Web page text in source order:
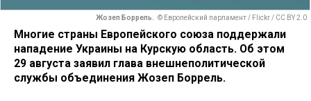
Жозеп Боррель. © Европейский парламент / Flickr / CC BY 2.0
Многие страны Европейского союза поддержали
нападение Украины на Курскую область. Об этом
29 августа заявил глава внешнеполитической
службы объединения Жозеп Боррель.